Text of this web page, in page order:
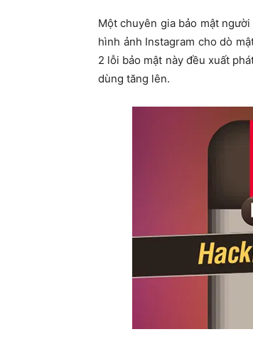
Một chuyên gia bảo mật
hình ảnh Instagram cho dò
2 lỗi bảo mật này đều xuất
dùng tăng lên.